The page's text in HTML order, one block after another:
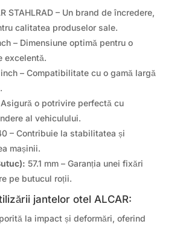
STAHLRAD – Un brand de încredere,
calitatea produselor sale.
– Dimensiune optimă pentru o
excelentă.
inch – Compatibilitate cu o gamă largă
Asigură o potrivire perfectă cu
al vehiculului.
– Contribuie la stabilitatea și
mașinii.
57.1 mm – Garanția unei fixări
pe butucul roții.
jantelor otel ALCAR:
la impact și deformări, oferind